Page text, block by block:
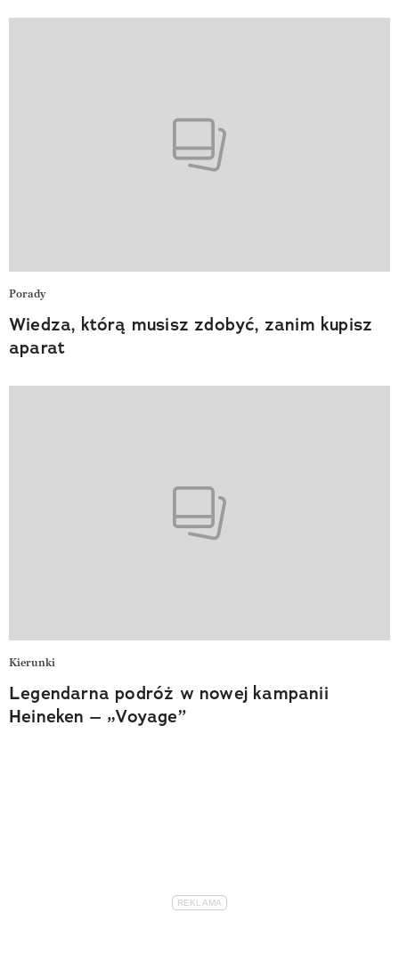
Porady
Wiedza, którą musisz zdobyć, zanim kupisz
aparat
Kierunki
Legendarna podróż w nowej kampanii
Heineken – „Voyage”